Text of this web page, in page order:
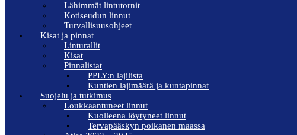
Lähimmät lintutornit
Kotiseudun linnut
Turvallisuusohjeet
Kisat ja pinnat
Linturallit
Kisat
Pinnalistat
PPLY:n lajilista
Kuntien lajimäärä ja kuntapinnat
Suojelu ja tutkimus
Loukkaantuneet linnut
Kuolleena löytyneet linnut
Tervapääskyn poikanen maassa